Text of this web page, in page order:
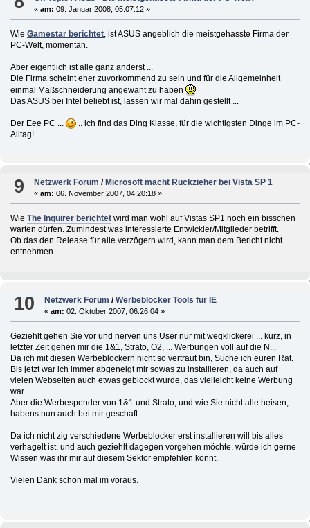
«am: 09. Januar 2008, 05:07:12 »
Wie Gamestar berichtet, ist ASUS angeblich die meistgehasste Firma der
PC-Welt, momentan.
Aber eigentlich ist alle ganz anderst ...
Die Firma scheint eher zuvorkommend zu sein und für die Allgemeinheit
einmal Maßschneiderung angewant zu haben
Das ASUS bei Intel beliebt ist, lassen wir mal dahin gestellt ...
Der Eee PC ...
.. ich find das Ding Klasse, für die wichtigsten Dinge im PC-
Alltag!
9 Netzwerk Forum / Microsoft macht Rückzieher bei Vista SP 1
«am: 06. November 2007, 04:20:18 »
Wie The Inquirer berichtetwird man wohl auf Vistas SP1 noch ein bisschen
warten dürfen. Zumindest was interessierte Entwickler/Mitglieder betrifft.
Ob das den Release für alle verzögern wird, kann man dem Bericht nicht
entnehmen.
10 Netzwerk Forum /Werbeblocker Tools für IE
«am: 02. Oktober 2007, 06:26:04 »
Geziehlt gehen Sie vor und nerven uns User nur mit wegklickerei ... kurz, in
letzter Zeit gehen mir die 1&1, Strato, O2, ... Werbungen voll auf die N...
Da ich mit diesen Werbeblockern nicht so vertraut bin, Suche ich euren Rat.
Bis jetzt war ich immer abgeneigt mir sowas zu installieren, da auch auf
vielen Webseiten auch etwas geblockt wurde, das vielleicht keine Werbung
war.
Aber die Werbespender von 1&1 und Strato, und wie Sie nicht alle heisen,
habens nun auch bei mir geschaft.
Da ich nicht zig verschiedene Werbeblocker erst installieren will bis alles
verhagelt ist, und auch geziehlt dagegen vorgehen möchte, würde ich gerne
Wissen was ihr mir auf diesem Sektor empfehlen könnt.
Vielen Dank schon mal im voraus.